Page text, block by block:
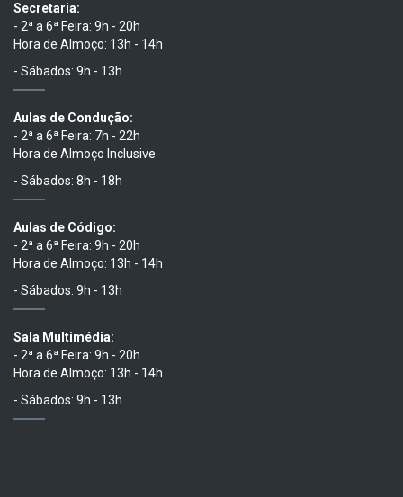
Secretaria:
- 2ª a 6ª Feira: 9h - 20h
Hora de Almoço: 13h - 14h
- Sábados: 9h - 13h
Aulas de Condução:
- 2ª a 6ª Feira: 7h - 22h
Hora de Almoço Inclusive
- Sábados: 8h - 18h
Aulas de Código:
- 2ª a 6ª Feira: 9h - 20h
Hora de Almoço: 13h - 14h
- Sábados: 9h - 13h
Sala Multimédia:
- 2ª a 6ª Feira: 9h - 20h
Hora de Almoço: 13h - 14h
- Sábados: 9h - 13h